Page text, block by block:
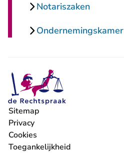
Notariszaken
Ondernemingskamer
Sitemap
Privacy
Cookies
Toegankelijkheid